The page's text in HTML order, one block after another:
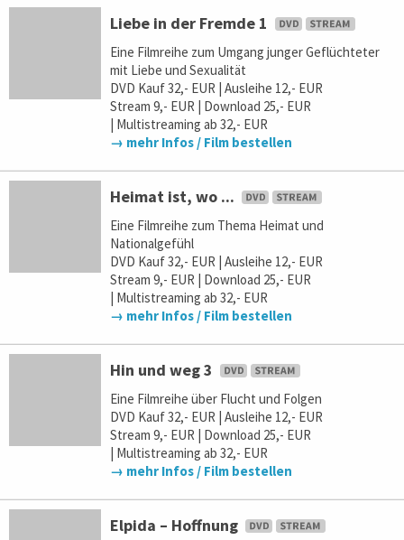
Liebe in der Fremde 1
Eine Filmreihe zum Umgang junger Geflüchteter
mit Liebe und Sexualität
DVD Kauf 32,- EUR | Ausleihe 12,- EUR
Stream 9,- EUR | Download 25,- EUR
| Multistreaming ab 32,- EUR
→ mehr Infos / Film bestellen
Heimat ist, wo ...
Eine Filmreihe zum Thema Heimat und
Nationalgefühl
DVD Kauf 32,- EUR | Ausleihe 12,- EUR
Stream 9,- EUR | Download 25,- EUR
| Multistreaming ab 32,- EUR
→ mehr Infos / Film bestellen
Hin und weg 3
Eine Filmreihe über Flucht und Folgen
DVD Kauf 32,- EUR | Ausleihe 12,- EUR
Stream 9,- EUR | Download 25,- EUR
| Multistreaming ab 32,- EUR
→ mehr Infos / Film bestellen
Elpida – Hoffnung